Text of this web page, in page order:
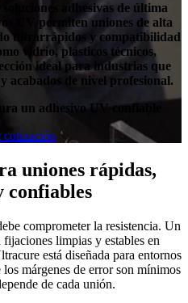
adhesivas de última
UV permiten uniones de alta
ultrarrápidos y compatibilidad
vidrio, plásticos técnicos,
ideal para industrias que
acabados de nivel profesional.
un adhesivo UV confiable
cotización
uniones rápidas,
confiables
comprometer la resistencia. Un
limpias y estables en
está diseñada para entornos
márgenes de error son mínimos
de cada unión.